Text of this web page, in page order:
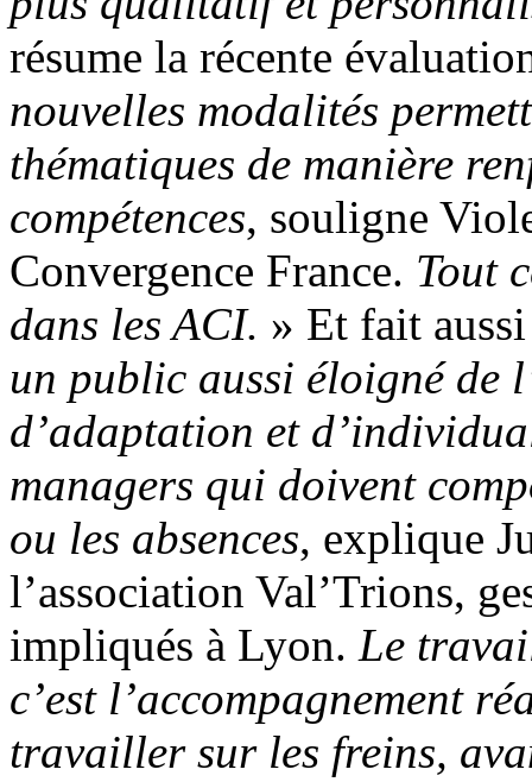
résume la récente
nouvelles modalités
thématiques de manière
compétences, souligne
Convergence France. Tout
dans les ACI. » Et fait
un public aussi éloigné de
d’adaptation et
managers qui doivent
ou les absences, explique
l’association Val’Trions,
impliqués à Lyon. Le
c’est l’accompagnement
travailler sur les freins,